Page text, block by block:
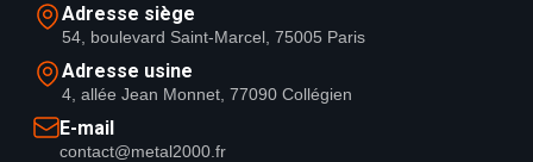
Adresse siège
54, boulevard Saint-Marcel, 75005 Paris
Adresse usine
4, allée Jean Monnet, 77090 Collégien
E-mail
contact@metal2000.fr